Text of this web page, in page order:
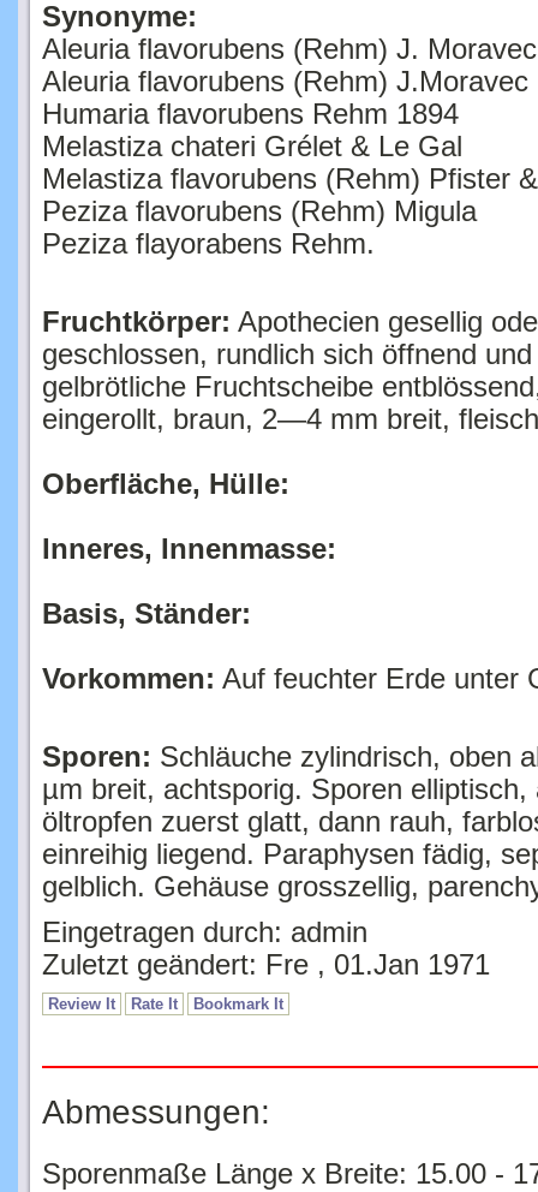
Synonyme:
Aleuria flavorubens (Rehm) J.
Aleuria flavorubens (Rehm) J.Moravec
Humaria flavorubens Rehm 1894
Melastiza chateri Grélet & Le Gal
Melastiza flavorubens (Rehm) Pfister
Peziza flavorubens (Rehm) Migula
Peziza flayorabens Rehm.
Fruchtkörper: Apothecien gesellig
geschlossen, rundlich sich öffnend
gelbrötliche Fruchtscheibe
eingerollt, braun, 2—4 mm breit,
Oberfläche, Hülle:
Inneres, Innenmasse:
Basis, Ständer:
Vorkommen: Auf feuchter Erde unter
Sporen: Schläuche zylindrisch, oben
µm breit, achtsporig. Sporen
öltropfen zuerst glatt, dann rauh,
einreihig liegend. Paraphysen fädig,
gelblich. Gehäuse grosszellig,
Eingetragen durch: admin
Zuletzt geändert: Fre , 01.Jan 1971
Review It Rate It Bookmark It
Abmessungen:
Sporenmaße Länge x Breite: 15.00 -